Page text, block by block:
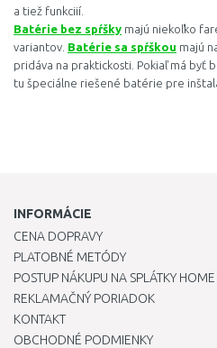
a tiež funkciií.
Batérie bez spŕšky majú niekoľko
variantov. Batérie sa spŕškou majú
pridáva na praktickosti. Pokiaľ má byť
tu špeciálne riešené batérie pre
INFORMÁCIE
CENA DOPRAVY
PLATOBNÉ METÓDY
POSTUP NÁKUPU NA SPLÁTKY
REKLAMAČNÝ PORIADOK
KONTAKT
OBCHODNÉ PODMIENKY